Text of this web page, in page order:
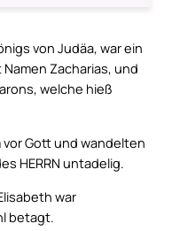
von Judäa, war ein
Zacharias, und
welche hieß
vor Gott und wandelten
HERRN untadelig.
war
betagt.